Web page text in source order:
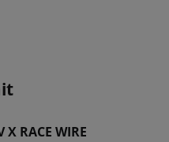
RACE WIRE